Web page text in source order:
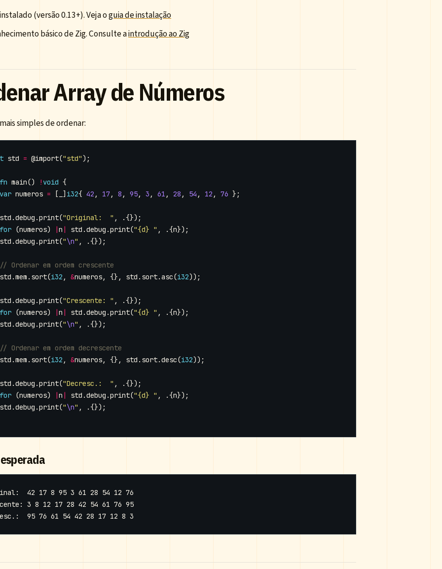
(versão 0.13+). Veja oguia de instalação
básico de Zig. Consulte aintrodução ao Zig
Array de Números
simples de ordenar:
std = @import("std" );
fn main() ! void {
var numeros = [ ] i32{ 42 , 17, 8 , 95, 3 , 61 , 28 , 54 , 12 , 76 };
std .debug .print("Original:  " ,
.{});
for (numeros) n std .debug .print("{d} " , .{n});
std .debug .print("\n" , .{});
std .mem . sort(i32 , &numeros, {}, std . sort.asc(i32));
std .debug .print("Crescente: " ,
.{});
for (numeros) n std .debug .print("{d} " , .{n});
std .debug .print("\n" , .{});
std .mem . sort(i32 , &numeros, {}, std . sort.desc(i32));
std .debug .print("Decresc.:  " ,
.{});
for (numeros) n std .debug .print("{d} " , .{n});
std .debug .print("\n" , .{});